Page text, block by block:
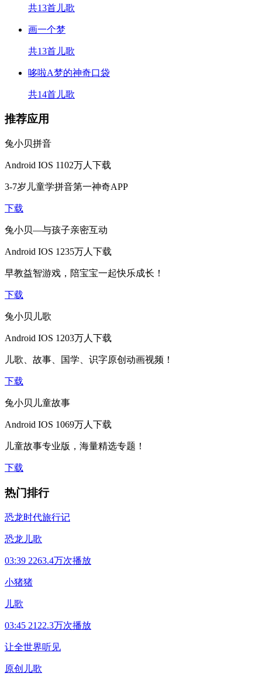
共13首儿歌
画一个梦
共13首儿歌
哆啦A梦的神奇口袋
共14首儿歌
推荐应用
兔小贝拼音
Android IOS 1102万人下载
3-7岁儿童学拼音第一神奇APP
下载
兔小贝—与孩子亲密互动
Android IOS 1235万人下载
早教益智游戏，陪宝宝一起快乐成长！
下载
兔小贝儿歌
Android IOS 1203万人下载
儿歌、故事、国学、识字原创动画视频！
下载
兔小贝儿童故事
Android IOS 1069万人下载
儿童故事专业版，海量精选专题！
下载
热门排行
恐龙时代旅行记
恐龙儿歌
03:39 2263.4万次播放
小猪猪
儿歌
03:45 2122.3万次播放
让全世界听见
原创儿歌